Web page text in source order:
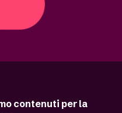
contenuti per la